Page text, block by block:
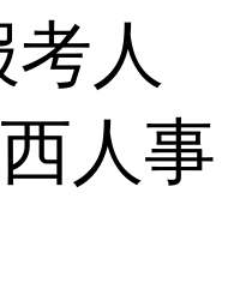
考人
人事